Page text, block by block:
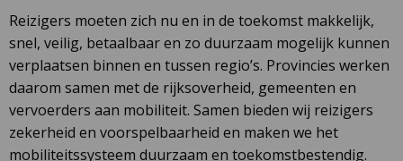
Reizigers moeten zich nu en in de toekomst makkelijk,
snel, veilig, betaalbaar en zo duurzaam mogelijk kunnen
verplaatsen binnen en tussen regio’s. Provincies werken
daarom samen met de rijksoverheid, gemeenten en
vervoerders aan mobiliteit. Samen bieden wij reizigers
zekerheid en voorspelbaarheid en maken we het
mobiliteitssysteem duurzaam en toekomstbestendig.